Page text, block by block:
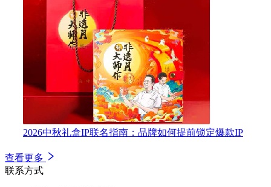
2026中秋礼盒IP联名指南：品牌如何提前锁定爆款IP
查看更多
联系方式